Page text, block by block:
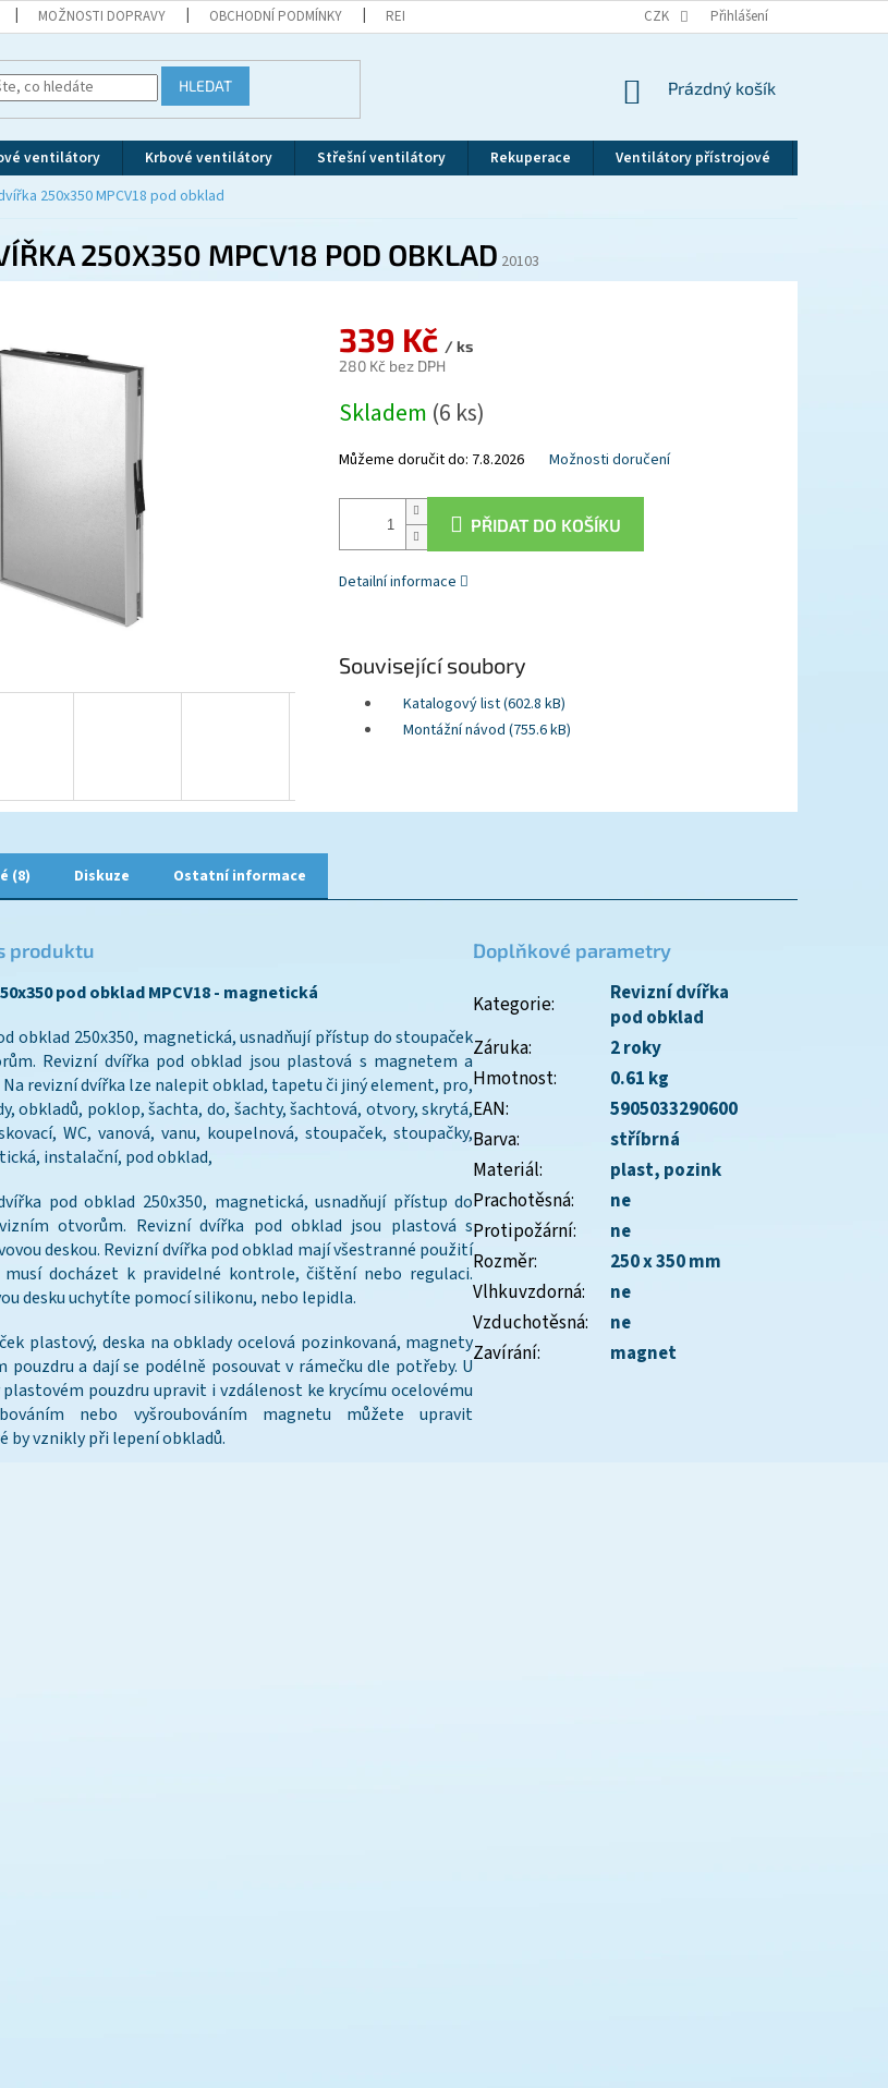
MOŽNOSTI DOPRAVY OBCHODNÍ PODMÍNKY REKLAMAČNÍ ŘÁD ZÁSADY OCHRANY OSOBNÍCH
CZK Přihlášení
HLEDAT
NÁKUPNÍ
Prázdný košík
ventilátory Krbové ventilátory Střešní ventilátory Rekuperace Ventilátory přístrojové
250x350 MPCV18 pod obklad
250X350 MPCV18 POD OBKLAD 20103
339 Kč / ks
280 Kč bez DPH
cena:
Skladem (6 ks)
Můžeme doručit do: 7.8.2026 Možnosti doručení
PŘIDAT DO KOŠÍKU
Detailní informace
Související soubory
Katalogový list (602.8 kB)
Montážní návod (755.6 kB)
(8) Diskuze Ostatní informace
produktu
pod obklad MPCV18 - magnetická
obklad 250x350, magnetická, usnadňují přístup do stoupaček
Revizní dvířka pod obklad jsou plastová s magnetem a
Na revizní dvířka lze nalepit obklad, tapetu či jiný element, pro,
obkladů, poklop, šachta, do, šachty, šachtová, otvory, skrytá,
WC, vanová, vanu, koupelnová, stoupaček, stoupačky,
instalační, pod obklad,
pod obklad 250x350, magnetická, usnadňují přístup do
otvorům. Revizní dvířka pod obklad jsou plastová s
deskou. Revizní dvířka pod obklad mají všestranné použití
docházet k pravidelné kontrole, čištění nebo regulaci.
desku uchytíte pomocí silikonu, nebo lepidla.
plastový, deska na obklady ocelová pozinkovaná, magnety
pouzdru a dají se podélně posouvat v rámečku dle potřeby. U
plastovém pouzdru upravit i vzdálenost ke krycímu ocelovému
nebo vyšroubováním magnetu můžete upravit
by vznikly při lepení obkladů.
Doplňkové parametry
Kategorie:
Revizní dvířka
pod obklad
Záruka:
2 roky
Hmotnost:
0.61 kg
EAN:
5905033290600
Barva:
stříbrná
Materiál: plast, pozink
Prachotěsná:
ne
Protipožární:
ne
Rozměr:
250 x 350 mm
Vlhkuvzdorná:
ne
Vzduchotěsná:
ne
Zavírání: magnet